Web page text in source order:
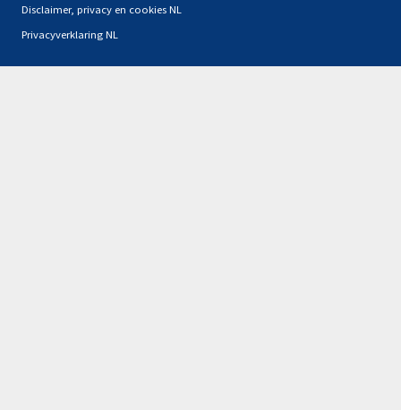
Disclaimer, privacy en cookies NL
Privacyverklaring NL